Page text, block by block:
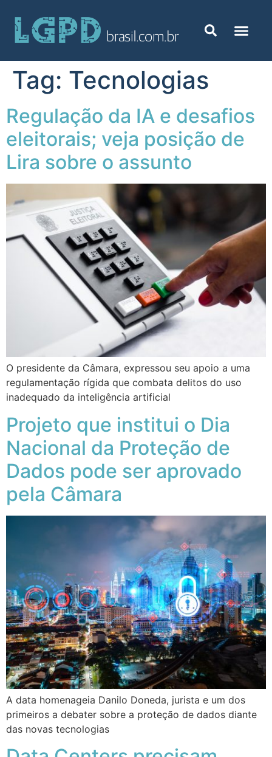
Tag: Tecnologias
Regulação da IA e desafios
eleitorais; veja posição de
Lira sobre o assunto
O presidente da Câmara, expressou seu apoio a uma
regulamentação rígida que combata delitos do uso
inadequado da inteligência artificial
Projeto que institui o Dia
Nacional da Proteção de
Dados pode ser aprovado
pela Câmara
A data homenageia Danilo Doneda, jurista e um dos
primeiros a debater sobre a proteção de dados diante
das novas tecnologias